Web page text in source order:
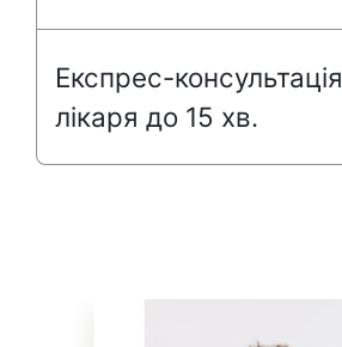
Експрес-консультація
лікаря до 15 хв.